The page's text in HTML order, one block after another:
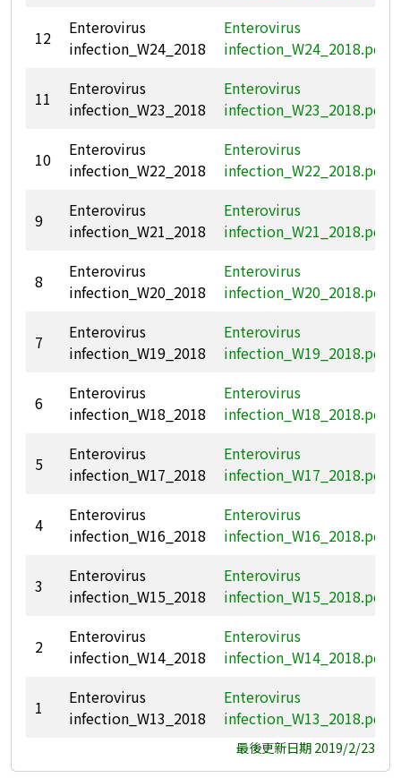
12
Enterovirus
infection_W24_2018
Enterovirus
infection_W24_2018.pdf
11
Enterovirus
infection_W23_2018
Enterovirus
infection_W23_2018.pdf
10
Enterovirus
infection_W22_2018
Enterovirus
infection_W22_2018.pdf
9
Enterovirus
infection_W21_2018
Enterovirus
infection_W21_2018.pdf
8
Enterovirus
infection_W20_2018
Enterovirus
infection_W20_2018.pdf
7
Enterovirus
infection_W19_2018
Enterovirus
infection_W19_2018.pdf
6
Enterovirus
infection_W18_2018
Enterovirus
infection_W18_2018.pdf
5
Enterovirus
infection_W17_2018
Enterovirus
infection_W17_2018.pdf
4
Enterovirus
infection_W16_2018
Enterovirus
infection_W16_2018.pdf
3
Enterovirus
infection_W15_2018
Enterovirus
infection_W15_2018.pdf
2
Enterovirus
infection_W14_2018
Enterovirus
infection_W14_2018.pdf
1
Enterovirus
infection_W13_2018
Enterovirus
infection_W13_2018.pdf
最後更新日期 2019/2/23